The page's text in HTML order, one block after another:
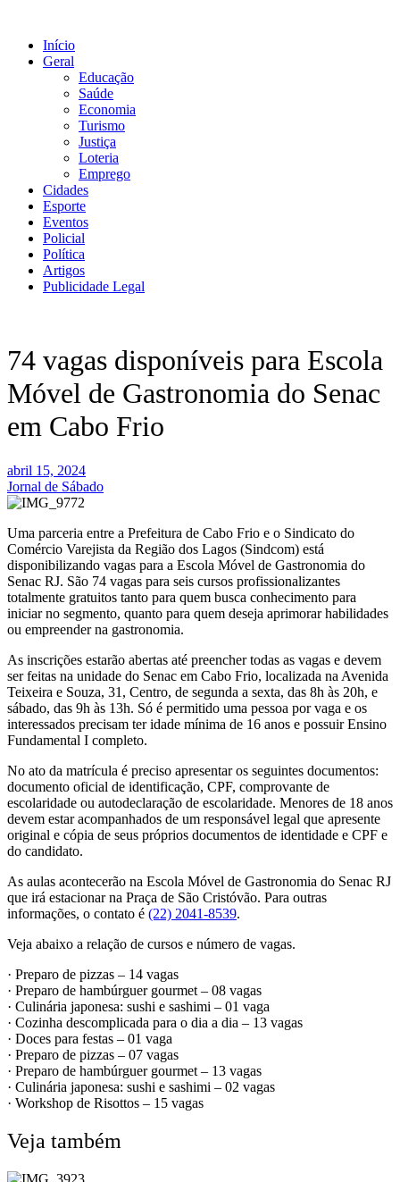
conteúdo
Início
Geral
Educação
Saúde
Economia
Turismo
Justiça
Loteria
Emprego
Cidades
Esporte
Eventos
Policial
Política
Artigos
Publicidade Legal
74 vagas disponíveis para Escola
Móvel de Gastronomia do Senac
em Cabo Frio
abril 15, 2024
Jornal de Sábado
Uma parceria entre a Prefeitura de Cabo Frio e o Sindicato do
Comércio Varejista da Região dos Lagos (Sindcom) está
disponibilizando vagas para a Escola Móvel de Gastronomia do
Senac RJ. São 74 vagas para seis cursos profissionalizantes
totalmente gratuitos tanto para quem busca conhecimento para
iniciar no segmento, quanto para quem deseja aprimorar habilidades
ou empreender na gastronomia.
As inscrições estarão abertas até preencher todas as vagas e devem
ser feitas na unidade do Senac em Cabo Frio, localizada na Avenida
Teixeira e Souza, 31, Centro, de segunda a sexta, das 8h às 20h, e
sábado, das 9h às 13h. Só é permitido uma pessoa por vaga e os
interessados precisam ter idade mínima de 16 anos e possuir Ensino
Fundamental I completo.
No ato da matrícula é preciso apresentar os seguintes documentos:
documento oficial de identificação, CPF, comprovante de
escolaridade ou autodeclaração de escolaridade. Menores de 18 anos
devem estar acompanhados de um responsável legal que apresente
original e cópia de seus próprios documentos de identidade e CPF e
do candidato.
As aulas acontecerão na Escola Móvel de Gastronomia do Senac RJ
que irá estacionar na Praça de São Cristóvão. Para outras
informações, o contato é (22) 2041-8539.
Veja abaixo a relação de cursos e número de vagas.
· Preparo de pizzas – 14 vagas
· Preparo de hambúrguer gourmet – 08 vagas
· Culinária japonesa: sushi e sashimi – 01 vaga
· Cozinha descomplicada para o dia a dia – 13 vagas
· Doces para festas – 01 vaga
· Preparo de pizzas – 07 vagas
· Preparo de hambúrguer gourmet – 13 vagas
· Culinária japonesa: sushi e sashimi – 02 vagas
· Workshop de Risottos – 15 vagas
Veja também